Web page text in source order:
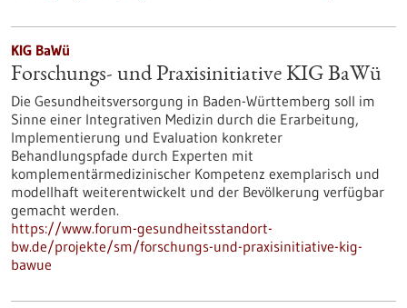
KIG BaWü
Forschungs- und Praxisinitiative KIG BaWü
Die Gesundheitsversorgung in Baden-Württemberg soll im
Sinne einer Integrativen Medizin durch die Erarbeitung,
Implementierung und Evaluation konkreter
Behandlungspfade durch Experten mit
komplementärmedizinischer Kompetenz exemplarisch und
modellhaft weiterentwickelt und der Bevölkerung verfügbar
gemacht werden.
https://www.forum-gesundheitsstandort-
bw.de/projekte/sm/forschungs-und-praxisinitiative-kig-
bawue